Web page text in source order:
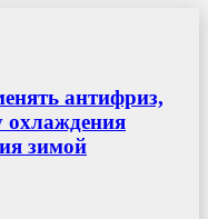
антифриз,
охлаждения
зимой